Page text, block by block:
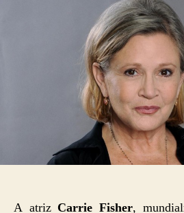
A atriz Carrie Fisher,